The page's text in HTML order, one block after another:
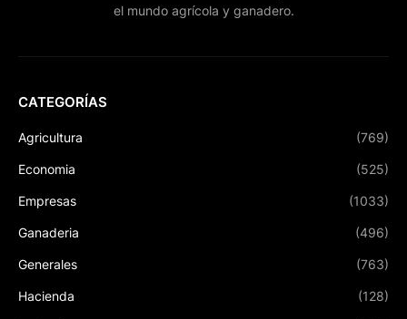
el mundo agrícola y ganadero.
CATEGORÍAS
Agricultura (769)
Economia (525)
Empresas (1033)
Ganaderia (496)
Generales (763)
Hacienda (128)